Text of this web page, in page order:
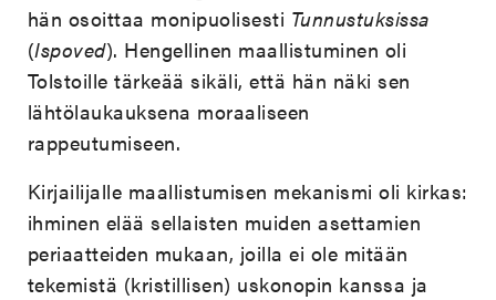
hän osoittaa monipuolisesti Tunnustuksissa
(Ispoved). Hengellinen maallistuminen oli
Tolstoille tärkeää sikäli, että hän näki sen
lähtölaukauksena moraaliseen
rappeutumiseen.
Kirjailijalle maallistumisen mekanismi oli kirkas:
ihminen elää sellaisten muiden asettamien
periaatteiden mukaan, joilla ei ole mitään
tekemistä (kristillisen) uskonopin kanssa ja